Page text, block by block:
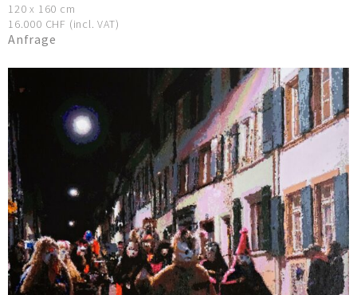
120 x 160 cm
16.000 CHF (incl. VAT)
Anfrage